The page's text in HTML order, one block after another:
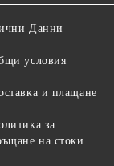
Данни
условия
и плащане
за
на стоки